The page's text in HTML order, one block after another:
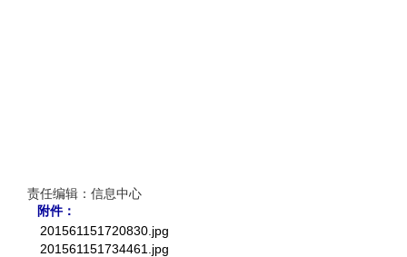
责任编辑：信息中心
附件：
201561151720830.jpg
201561151734461.jpg